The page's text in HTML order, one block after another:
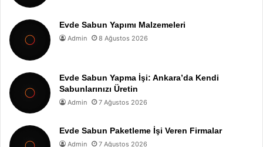
Evde Sabun Yapımı Malzemeleri
Admin 8 Ağustos 2026
Evde Sabun Yapma İşi: Ankara’da Kendi
Sabunlarınızı Üretin
Admin 7 Ağustos 2026
Evde Sabun Paketleme İşi Veren Firmalar
Admin 7 Ağustos 2026